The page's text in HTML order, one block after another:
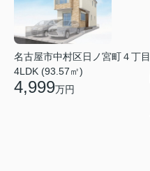
名古屋市中村区日ノ宮町４丁目
4LDK (93.57㎡)
4,999万円